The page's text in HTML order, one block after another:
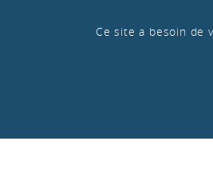
Ce site a besoin de